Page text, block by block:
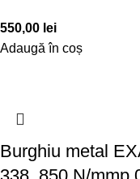
550,00 lei
Adaugă în coș
Burghiu metal